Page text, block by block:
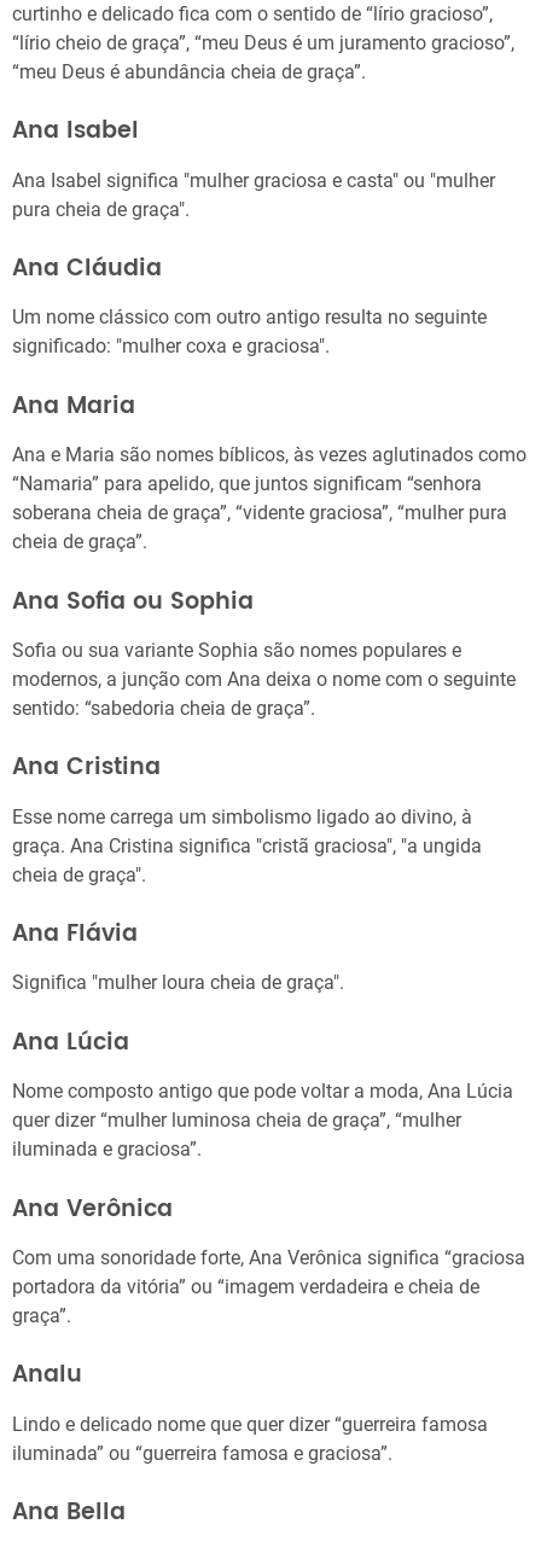
curtinho e delicado fica com o sentido de “lírio gracioso”,
“lírio cheio de graça”, “meu Deus é um juramento gracioso”,
“meu Deus é abundância cheia de graça”.
Ana Isabel
Ana Isabel significa "mulher graciosa e casta" ou "mulher
pura cheia de graça".
Ana Cláudia
Um nome clássico com outro antigo resulta no seguinte
significado: "mulher coxa e graciosa".
Ana Maria
Ana e Maria são nomes bíblicos, às vezes aglutinados como
“Namaria” para apelido, que juntos significam “senhora
soberana cheia de graça”, “vidente graciosa”, “mulher pura
cheia de graça”.
Ana Sofia ou Sophia
Sofia ou sua variante Sophia são nomes populares e
modernos, a junção com Ana deixa o nome com o seguinte
sentido: “sabedoria cheia de graça”.
Ana Cristina
Esse nome carrega um simbolismo ligado ao divino, à
graça. Ana Cristina significa "cristã graciosa", "a ungida
cheia de graça".
Ana Flávia
Significa "mulher loura cheia de graça".
Ana Lúcia
Nome composto antigo que pode voltar a moda, Ana Lúcia
quer dizer “mulher luminosa cheia de graça”, “mulher
iluminada e graciosa”.
Ana Verônica
Com uma sonoridade forte, Ana Verônica significa “graciosa
portadora da vitória” ou “imagem verdadeira e cheia de
graça”.
Analu
Lindo e delicado nome que quer dizer “guerreira famosa
iluminada” ou “guerreira famosa e graciosa”.
Ana Bella